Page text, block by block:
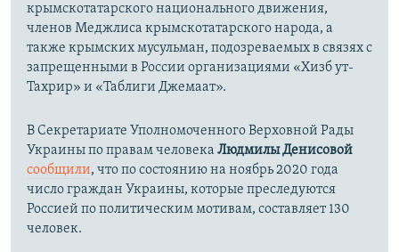
крымскотатарского национального движения,
членов Меджлиса крымскотатарского народа, а
также крымских мусульман, подозреваемых в связях с
запрещенными в России организациями «Хизб ут-
Тахрир» и «Таблиги Джемаат».
В Секретариате Уполномоченного Верховной Рады
Украины по правам человека Людмилы Денисовой
сообщили, что по состоянию на ноябрь 2020 года
число граждан Украины, которые преследуются
Россией по политическим мотивам, составляет 130
человек.